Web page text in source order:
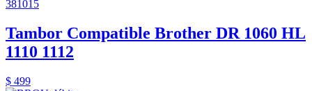
381015
Tambor Compatible Brother DR 1060 HL
1110 1112
$ 499